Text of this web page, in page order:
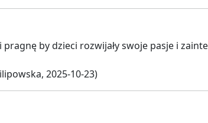
by dzieci rozwijały swoje pasje i
2025-10-23)